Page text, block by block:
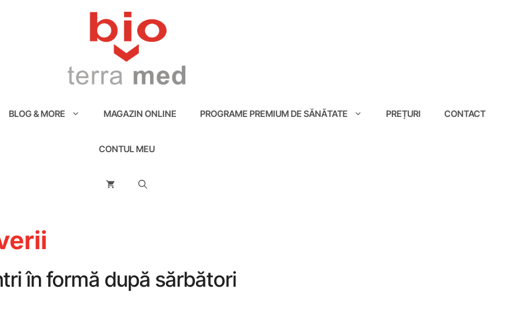
BLOG & MORE MAGAZIN ONLINE PROGRAME PREMIUM DE SĂNĂTATE PREȚURI CONTACT
CONTUL MEU
în formă după sărbători